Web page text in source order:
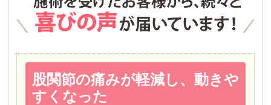
股関節の痛みが軽減し、動きや
すくなった